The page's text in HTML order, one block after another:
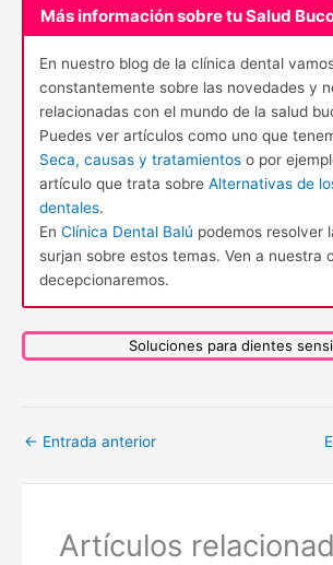
Más información sobre tu Salud
En nuestro blog de la clínica dental
constantemente sobre las novedades y
relacionadas con el mundo de la salud
Puedes ver artículos como uno que
Seca, causas y tratamientoso por
artículo que trata sobre Alternativas de
dentales.
En Clínica Dental Balú podemos resolver
surjan sobre estos temas. Ven a nuestra
decepcionaremos.
Soluciones para dientes
← Entrada anterior
Artículos